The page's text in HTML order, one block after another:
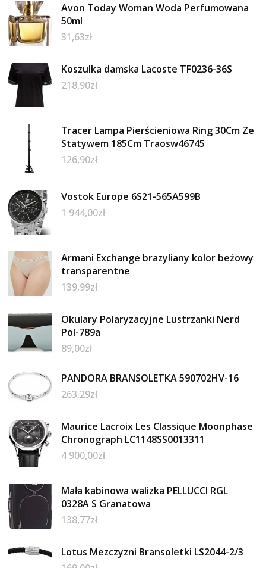
Avon Today Woman Woda Perfumowana
50ml
31,63zł
Koszulka damska Lacoste TF0236-36S
218,90zł
Tracer Lampa Pierścieniowa Ring 30Cm Ze
Statywem 185Cm Traosw46745
126,90zł
Vostok Europe 6S21-565A599B
1 944,00zł
Armani Exchange brazyliany kolor beżowy
transparentne
139,99zł
Okulary Polaryzacyjne Lustrzanki Nerd
Pol-789a
89,00zł
PANDORA BRANSOLETKA 590702HV-16
263,29zł
Maurice Lacroix Les Classique Moonphase
Chronograph LC1148SS0013311
4 900,00zł
Mała kabinowa walizka PELLUCCI RGL
0328A S Granatowa
138,77zł
Lotus Mezczyzni Bransoletki LS2044-2/3